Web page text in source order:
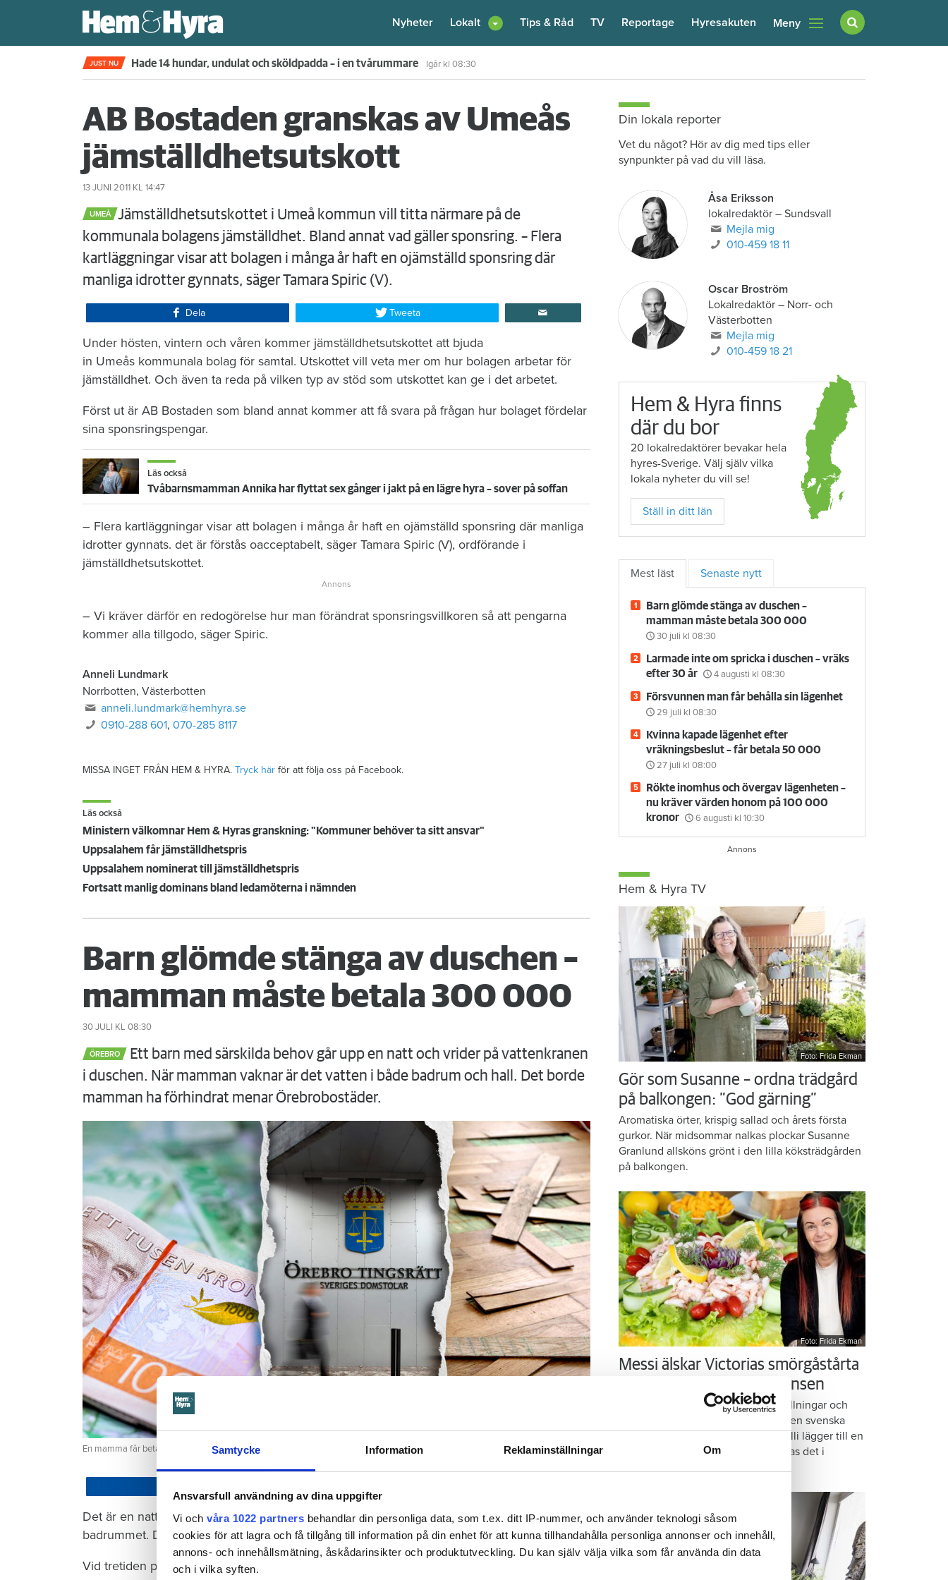
Samtycke Information Reklaminställningar Om
Ansvarsfull användning av dina uppgifter
Vi och våra 1022 partners behandlar din personliga data, som t.ex. ditt IP-nummer, och använder teknologi såsom
cookies för att lagra och få tillgång till information på din enhet för att kunna tillhandahålla personliga annonser och innehåll,
annons- och innehållsmätning, åskådarinsikter och produktutveckling. Du kan själv välja vilka som får använda din data
och i vilka syften.
Nyheter Lokalt Tips & Råd TV Reportage Hyresakuten Meny
JUST NU Kompisdealen blev verklighet – 40 år senare: "Flera fina fördelar med att dela bostad"
AB Bostaden granskas av Umeås
jämställdhetsutskott
13 JUNI 2011 KL 14:47
UMEÅ
​Jämställdhetsutskottet i Umeå kommun vill titta närmare på de
kommunala bolagens jämställdhet. Bland annat vad gäller sponsring. – Flera
kartläggningar visar att bolagen i många år haft en ojämställd sponsring där
manliga idrotter gynnats, säger Tamara Spiric (V).
Dela Tweeta
Under hösten, vintern och våren kommer jämställdhetsutskottet att bjuda
in Umeås kommunala bolag för samtal. Utskottet vill veta mer om hur bolagen arbetar för
jämställdhet. Och även ta reda på vilken typ av stöd som utskottet kan ge i det arbetet.
Först ut är AB Bostaden som bland annat kommer att få svara på frågan hur bolaget fördelar
sina sponsringspengar.
Läs också
Tvåbarnsmamman Annika har flyttat sex gånger i jakt på en lägre hyra – sover på soffan
– Flera kartläggningar visar att bolagen i många år haft en ojämställd sponsring där manliga
idrotter gynnats. det är förstås oacceptabelt, säger Tamara Spiric (V), ordförande i
jämställdhetsutskottet.
– Vi kräver därför en redogörelse hur man förändrat sponsringsvillkoren så att pengarna
kommer alla tillgodo, säger Spiric.​
Anneli Lundmark
Norrbotten, Västerbotten
anneli.lundmark@hemhyra.se
0910-288 601,070-285 8117
MISSA INGET FRÅN HEM & HYRA. Tryck här för att följa oss på Facebook.
Läs också
Ministern välkomnar Hem & Hyras granskning: "Kommuner behöver ta sitt ansvar"
Uppsalahem får jämställdhetspris
Uppsalahem nominerat till jämställdhetspris
Fortsatt manlig dominans bland ledamöterna i nämnden
Barn glömde stänga av duschen –
mamman måste betala 300 000
30 JULI KL 08:30
ÖREBRO
Ett barn med särskilda behov går upp en natt och vrider på vattenkranen
i duschen. När mamman vaknar är det vatten i både badrum och hall. Det borde
mamman ha förhindrat menar Örebrobostäder.
Foto: Getty/ Tommy Andersson/ Anna Rytterbrant
En mamma får betala 300 000 kronor efter att ett barn satt på en vattenkran. Arkivbild från en annan vattenskada.
Det är en natt hösten 2022. Barnet som har diagnostiserats med autism vaknar och går till
badrummet. Där vrider barnet på kranen i duschen. Men hen stänger aldrig av vattnet.
Vid tretiden på natten vaknar mamman och då har vattnet spridit sig i badrummet och ut i
Din lokala reporter
Vet du något? Hör av dig med tips eller
synpunkter på vad du vill läsa.
Åsa Eriksson
lokalredaktör– Sundsvall
Mejla mig
010-459 18 11
Oscar Broström
Lokalredaktör– Norr- och
Västerbotten
Mejla mig
010-459 18 21
Hem & Hyra finns
där du bor
20 lokalredaktörer bevakar hela
hyres-Sverige. Välj själv vilka
lokala nyheter du vill se!
Ställ in ditt län
Mest läst Senaste nytt
Barn glömde stänga av duschen –
mamman måste betala 300 000
30 juli kl 08:30
Larmade inte om spricka i duschen – vräks
efter 30 år
4 augusti kl 08:30
Försvunnen man får behålla sin lägenhet
29 juli kl 08:30
Kvinna kapade lägenhet efter
vräkningsbeslut – får betala 50 000
27 juli kl 08:00
Rökte inomhus och övergav lägenheten –
nu kräver värden honom på 100 000
kronor
6 augusti kl 10:30
Hem & Hyra TV
Foto: Frida Ekman
Gör som Susanne – ordna trädgård
på balkongen: ”God gärning”
Aromatiska örter, krispig sallad och årets första
gurkor. När midsommar nalkas plockar Susanne
Granlund allsköns grönt i den lilla köksträdgården
på balkongen.
Foto: Frida Ekman
Messi älskar Victorias smörgåstårta
– trots den galna ingrediensen
Formbrödsskivor i rader, krämiga fyllningar och
krispiga grönsaker. Det är basen i den svenska
klassikern smörgåstårta. Victoria Lalli lägger till en
specialingrediens – och ändå vattnas det i